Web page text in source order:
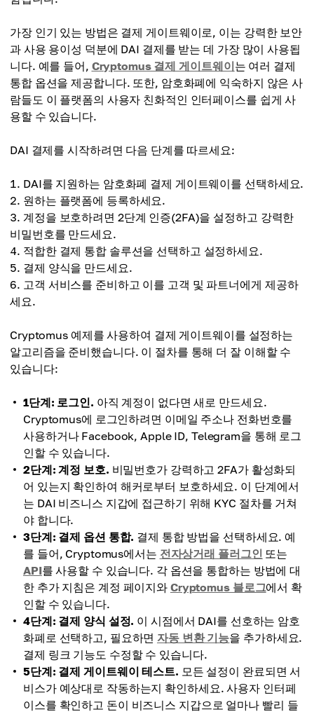
가장 인기 있는 방법은 결제 게이트웨이로, 이는 강력한 보안
과 사용 용이성 덕분에 DAI 결제를 받는 데 가장 많이 사용됩
니다. 예를 들어, Cryptomus 결제 게이트웨이는 여러 결제
통합 옵션을 제공합니다. 또한, 암호화폐에 익숙하지 않은 사
람들도 이 플랫폼의 사용자 친화적인 인터페이스를 쉽게 사
용할 수 있습니다.
DAI 결제를 시작하려면 다음 단계를 따르세요:
DAI를 지원하는 암호화폐 결제 게이트웨이를 선택하세요.
원하는 플랫폼에 등록하세요.
계정을 보호하려면 2단계 인증(2FA)을 설정하고 강력한
비밀번호를 만드세요.
적합한 결제 통합 솔루션을 선택하고 설정하세요.
결제 양식을 만드세요.
고객 서비스를 준비하고 이를 고객 및 파트너에게 제공하
세요.
Cryptomus 예제를 사용하여 결제 게이트웨이를 설정하는
알고리즘을 준비했습니다. 이 절차를 통해 더 잘 이해할 수
있습니다:
1단계: 로그인. 아직 계정이 없다면 새로 만드세요.
Cryptomus에 로그인하려면 이메일 주소나 전화번호를
사용하거나 Facebook, Apple ID, Telegram을 통해 로그
인할 수 있습니다.
2단계: 계정 보호. 비밀번호가 강력하고 2FA가 활성화되
어 있는지 확인하여 해커로부터 보호하세요. 이 단계에서
는 DAI 비즈니스 지갑에 접근하기 위해 KYC 절차를 거쳐
야 합니다.
3단계: 결제 옵션 통합. 결제 통합 방법을 선택하세요. 예
를 들어, Cryptomus에서는 전자상거래 플러그인 또는
API를 사용할 수 있습니다. 각 옵션을 통합하는 방법에 대
한 추가 지침은 계정 페이지와 Cryptomus 블로그에서 확
인할 수 있습니다.
4단계: 결제 양식 설정. 이 시점에서 DAI를 선호하는 암호
화폐로 선택하고, 필요하면 자동 변환 기능을 추가하세요.
결제 링크 기능도 수정할 수 있습니다.
5단계: 결제 게이트웨이 테스트. 모든 설정이 완료되면 서
비스가 예상대로 작동하는지 확인하세요. 사용자 인터페
이스를 확인하고 돈이 비즈니스 지갑으로 얼마나 빨리 들